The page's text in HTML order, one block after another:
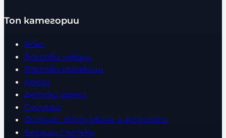
Топ категории
Бокс
Боксови чували
Боксови ръкавици
Дрехи
Детски дрехи
Суичъри
Фитнес оборудване и аксесоари
Бягащи пътеки